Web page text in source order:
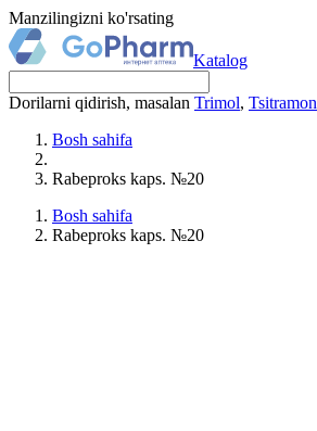
Manzilingizni ko'rsating
Katalog
Dorilarni qidirish, masalan Trimol, Tsitramon
Bosh sahifa
Rabeproks kaps. №20
Bosh sahifa
Rabeproks kaps. №20